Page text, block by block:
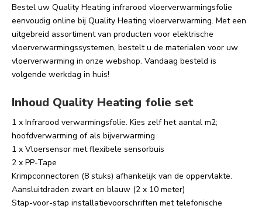
Bestel uw Quality Heating infrarood vloerverwarmingsfolie
eenvoudig online bij Quality Heating vloerverwarming. Met een
uitgebreid assortiment van producten voor elektrische
vloerverwarmingssystemen, bestelt u de materialen voor uw
vloerverwarming in onze webshop. Vandaag besteld is
volgende werkdag in huis!
Inhoud Quality Heating folie set
1 x Infrarood verwarmingsfolie. Kies zelf het aantal m2;
hoofdverwarming of als bijverwarming
1 x Vloersensor met flexibele sensorbuis
2 x PP-Tape
Krimpconnectoren (8 stuks) afhankelijk van de oppervlakte.
Aansluitdraden zwart en blauw (2 x 10 meter)
Stap-voor-stap installatievoorschriften met telefonische